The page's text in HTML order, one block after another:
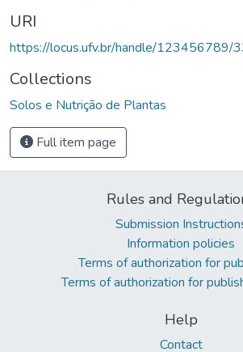
URI
https://locus.ufv.br/handle/123456789/
Collections
Solos e Nutrição de Plantas
Full item page
Rules and
Submission
Information policies
Terms of authorization for
Terms of authorization for
Help
Contact